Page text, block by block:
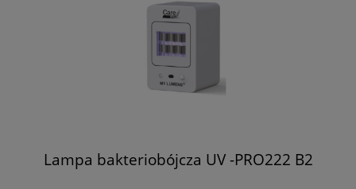
Lampa bakteriobójcza UV -PRO222 B2